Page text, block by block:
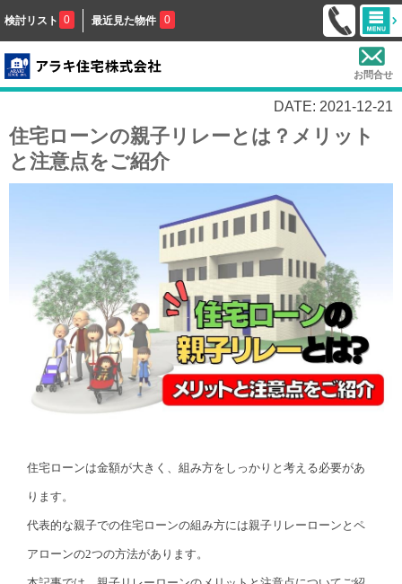
検討リスト 0 最近見た物件 0
お問合せ
DATE: 2021-12-21
住宅ローンの親子リレーとは？メリット
と注意点をご紹介
住宅ローンは金額が大きく、組み方をしっかりと考える必要があ
ります。
代表的な親子での住宅ローンの組み方には親子リレーローンとペ
アローンの2つの方法があります。